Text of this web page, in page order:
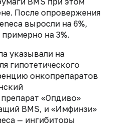
После опровержения
выросли на 6%,
на 3%.
указывали на
гипотетического
онкопрепаратов
«Опдиво»
BMS, и «Имфинзи»
— ингибиторы